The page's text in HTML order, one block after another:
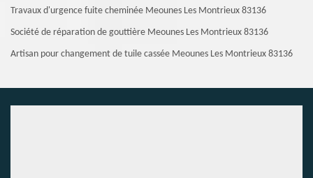
Travaux d'urgence fuite cheminée Meounes Les Montrieux 83136
Société de réparation de gouttière Meounes Les Montrieux 83136
Artisan pour changement de tuile cassée Meounes Les Montrieux 83136